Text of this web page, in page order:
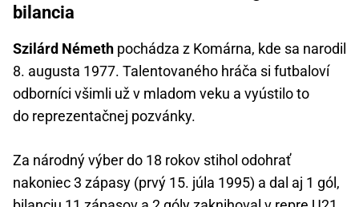
bilancia
Szilárd Németh pochádza z Komárna, kde sa narodil
8. augusta 1977. Talentovaného hráča si futbaloví
odborníci všimli už v mladom veku a vyústilo to
do reprezentačnej pozvánky.
Za národný výber do 18 rokov stihol odohrať
nakoniec 3 zápasy (prvý 15. júla 1995) a dal aj 1 gól,